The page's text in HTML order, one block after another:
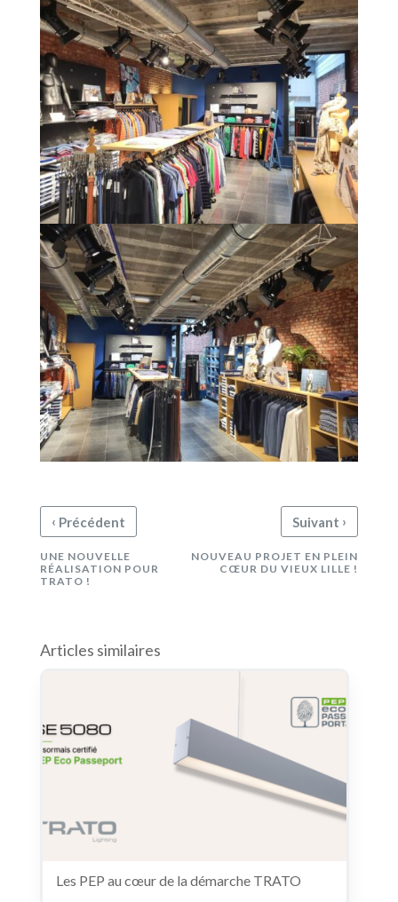
‹ Précédent
UNE NOUVELLE
RÉALISATION POUR
TRATO !
Suivant ›
NOUVEAU PROJET EN PLEIN
CŒUR DU VIEUX LILLE !
Articles similaires
Les PEP au cœur de la démarche TRATO